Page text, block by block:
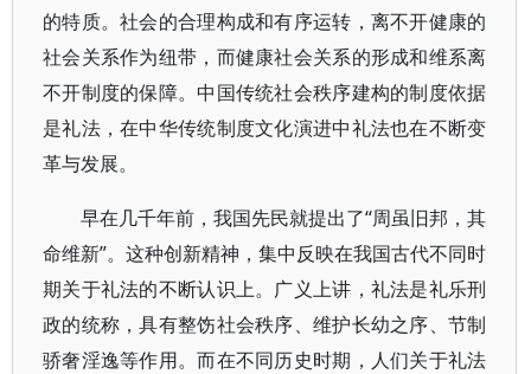
的特质。社会的合理构成和有序运转，离不开健康的
社会关系作为纽带，而健康社会关系的形成和维系离
不开制度的保障。中国传统社会秩序建构的制度依据
是礼法，在中华传统制度文化演进中礼法也在不断变
革与发展。
早在几千年前，我国先民就提出了“周虽旧邦，其
命维新”。这种创新精神，集中反映在我国古代不同时
期关于礼法的不断认识上。广义上讲，礼法是礼乐刑
政的统称，具有整饬社会秩序、维护长幼之序、节制
骄奢淫逸等作用。而在不同历史时期，人们关于礼法